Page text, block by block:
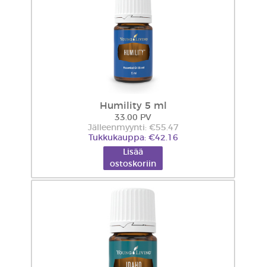
Humility 5 ml
33.00 PV
Jälleenmyynti: €55.47
Tukkukauppa: €42.16
Lisää
ostoskoriin